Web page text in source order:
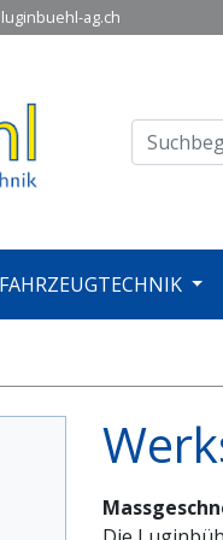
ag.ch
FAHRZEUGTECHNIK